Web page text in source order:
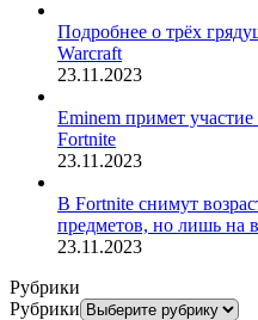
Подробнее о трёх
Warcraft
23.11.2023
Eminem примет
Fortnite
23.11.2023
В Fortnite снимут
предметов, но лишь на
23.11.2023
Рубрики
Рубрики